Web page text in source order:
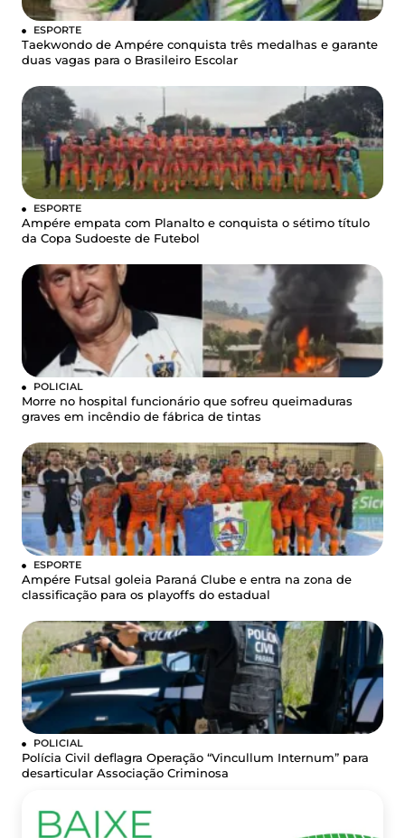
ESPORTE
Taekwondo de Ampére conquista três medalhas e garante
duas vagas para o Brasileiro Escolar
ESPORTE
Ampére empata com Planalto e conquista o sétimo título
da Copa Sudoeste de Futebol
POLICIAL
Morre no hospital funcionário que sofreu queimaduras
graves em incêndio de fábrica de tintas
ESPORTE
Ampére Futsal goleia Paraná Clube e entra na zona de
classificação para os playoffs do estadual
POLICIAL
Polícia Civil deflagra Operação “Vincullum Internum” para
desarticular Associação Criminosa